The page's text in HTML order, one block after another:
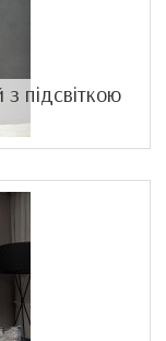
підсвіткою